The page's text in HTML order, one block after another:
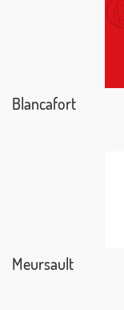
Blancafort
Meursault